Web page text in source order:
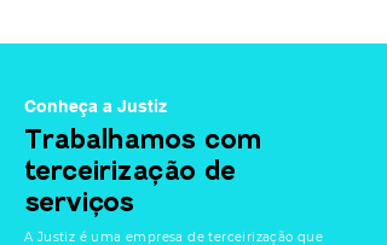
Conheça a Justiz
Trabalhamos com
terceirização de
serviços
A Justiz é uma empresa de terceirização que